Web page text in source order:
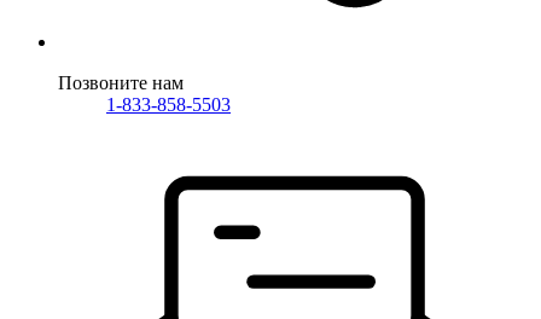
Позвоните нам
1-833-858-5503